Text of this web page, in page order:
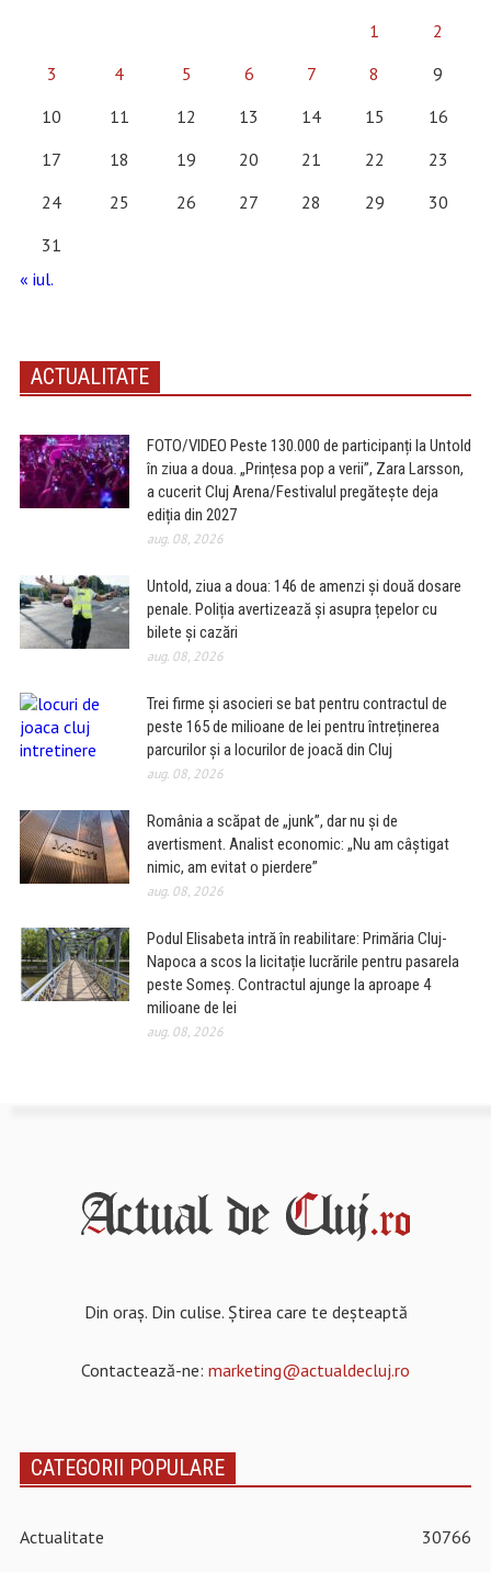
1
2
3
4 5 6 7 8
9
10
11 12 13 14 15
16
17
18 19 20 21 22
23
24
25 26 27 28 29
30
31
« iul.
ACTUALITATE
FOTO/VIDEO Peste 130.000 de participanți la Untold
în ziua a doua. „Prințesa pop a verii”, Zara Larsson,
a cucerit Cluj Arena/Festivalul pregătește deja
ediția din 2027
aug. 08, 2026
Untold, ziua a doua: 146 de amenzi și două dosare
penale. Poliția avertizează și asupra țepelor cu
bilete și cazări
aug. 08, 2026
Trei firme și asocieri se bat pentru contractul de
peste 165 de milioane de lei pentru întreținerea
parcurilor și a locurilor de joacă din Cluj
aug. 08, 2026
România a scăpat de „junk”, dar nu și de
avertisment. Analist economic: „Nu am câștigat
nimic, am evitat o pierdere”
aug. 08, 2026
Podul Elisabeta intră în reabilitare: Primăria Cluj-
Napoca a scos la licitație lucrările pentru pasarela
peste Someș. Contractul ajunge la aproape 4
milioane de lei
aug. 08, 2026
Din oraș. Din culise. Știrea care te deșteaptă
Contactează-ne: marketing@actualdecluj.ro
CATEGORII POPULARE
Actualitate
30766